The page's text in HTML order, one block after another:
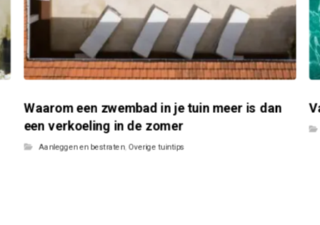
Waarom een zwembad in je tuin meer is dan
een verkoeling in de zomer
Aanleggen en bestraten,Overige tuintips